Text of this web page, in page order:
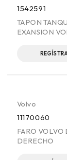
1542591
TAPON
EXANSION
Volvo
11170060
FARO VOLVO
DERECHO